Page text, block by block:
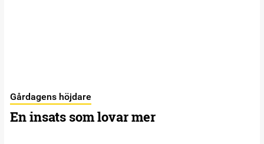
Gårdagens höjdare
En insats som lovar mer